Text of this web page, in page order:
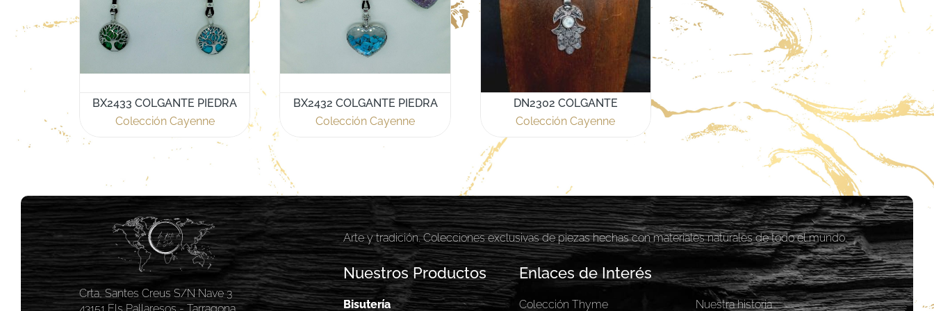
BX2433 COLGANTE PIEDRA
Colección Cayenne
BX2432 COLGANTE PIEDRA
Colección Cayenne
DN2302 COLGANTE
Colección Cayenne
Crta, Santes Creus S/N Nave 3
Arte y tradición. Colecciones exclusivas de piezas hechas con materiales naturales de todo el mundo.
Nuestros Productos
Bisutería
Enlaces de Interés
Colección Thyme Nuestra historia